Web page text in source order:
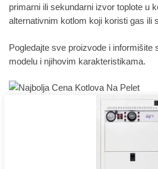
primarni ili sekundarni izvor toplote u
alternativnim kotlom koji koristi gas ili
Pogledajte sve proizvode i informišite
modelu i njihovim karakteristikama.